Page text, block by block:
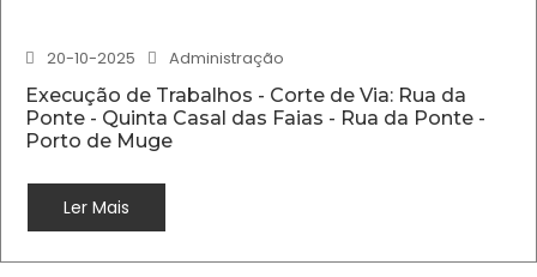
20-10-2025
Administração
Execução de Trabalhos - Corte de Via: Rua da
Ponte - Quinta Casal das Faias - Rua da Ponte -
Porto de Muge
Ler Mais